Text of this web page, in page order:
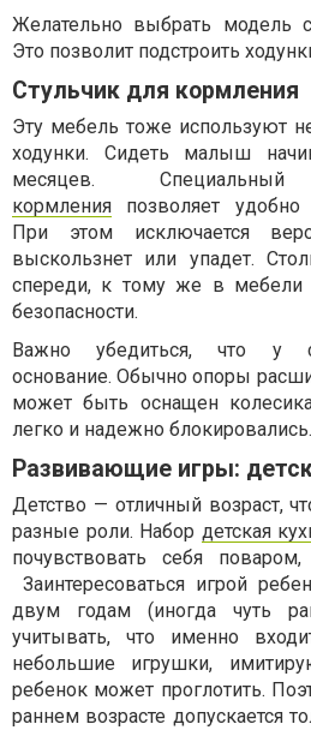
Желательно выбрать модель
Это позволит подстроить
Стульчик для кормления
Эту мебель тоже используют
ходунки. Сидеть малыш
месяцев.
кормления позволяет удобно
При этом исключается
выскользнет или упадет.
спереди, к тому же в мебели
безопасности.
Важно убедиться, что у
основание. Обычно опоры
может быть оснащен
легко и надежно блокировались.
Развивающие игры:
Детство — отличный возраст,
разные роли. Набор детская
почувствовать себя поваром,
Заинтересоваться игрой
двум годам (иногда чуть
учитывать, что именно
небольшие игрушки,
ребенок может проглотить.
раннем возрасте допускается